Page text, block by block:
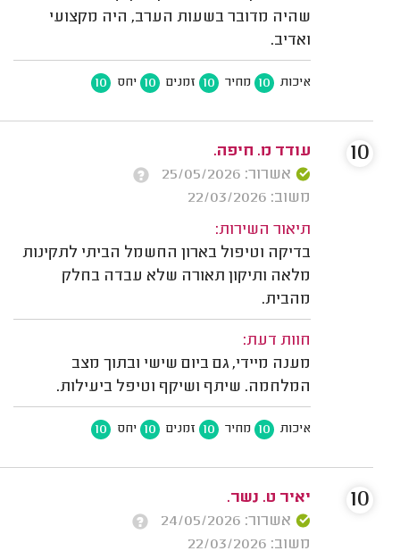
שהיה מדובר בשעות הערב, היה מקצועי
ואדיב.
איכות 10 מחיר 10 זמנים 10 יחס 10
עודד מ. חיפה.
אשרור: 25/05/2026
משוב: 22/03/2026
תיאור השירות:
בדיקה וטיפול בארון החשמל הביתי לתקינות
מלאה ותיקון תאורה שלא עבדה בחלק
מהבית.
חוות דעת:
מענה מיידי, גם ביום שישי ובתוך מצב
המלחמה. שיתף ושיקף וטיפל ביעילות.
איכות 10 מחיר 10 זמנים 10 יחס 10
10
יאיר ט. נשר.
אשרור: 24/05/2026
משוב: 22/03/2026
10